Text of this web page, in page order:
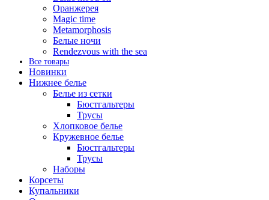
Оранжерея
Magic time
Metamorphosis
Белые ночи
Rendezvous with the sea
Все товары
Новинки
Нижнее белье
Белье из сетки
Бюстгальтеры
Трусы
Хлопковое белье
Кружевное белье
Бюстгальтеры
Трусы
Наборы
Корсеты
Купальники